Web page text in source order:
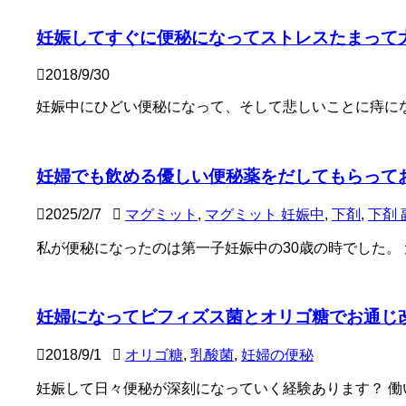
妊娠してすぐに便秘になってストレスたまって
2018/9/30
妊娠中にひどい便秘になって、そして悲しいことに痔に
妊婦でも飲める優しい便秘薬をだしてもらって
2025/2/7 マグミット , マグミット 妊娠中, 下剤 , 下剤
私が便秘になったのは第一子妊娠中の30歳の時でした。
妊婦になってビフィズス菌とオリゴ糖でお通じ
2018/9/1 オリゴ糖, 乳酸菌, 妊婦の便秘
妊娠して日々便秘が深刻になっていく経験あります？ 働